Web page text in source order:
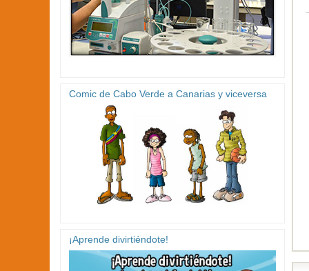
Comic de Cabo Verde a Canarias y viceversa
¡Aprende divirtiéndote!